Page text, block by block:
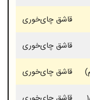
قاشق چای‌خوری
قاشق چای‌خوری
قاشق چای‌خوری